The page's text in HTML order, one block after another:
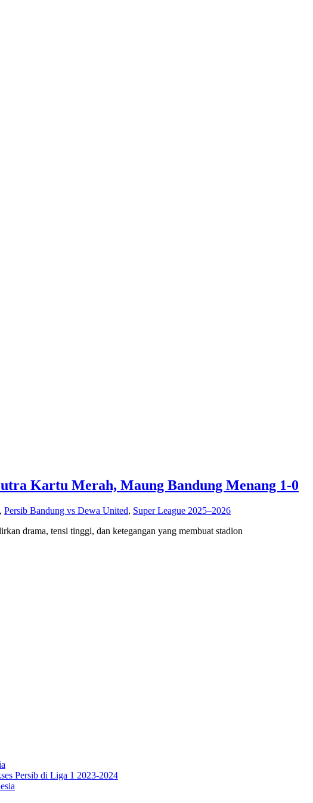
Kartu Merah, Maung Bandung Menang 1-0
, Persib Bandung vs Dewa United, Super League 2025–2026
drama, tensi tinggi, dan ketegangan yang membuat stadion
Persib di Liga 1 2023-2024